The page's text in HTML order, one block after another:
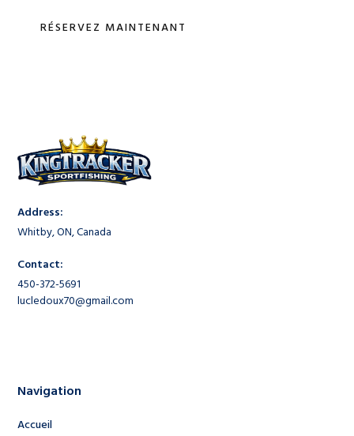
RÉSERVEZ MAINTENANT
Address:
Whitby, ON, Canada
Contact:
450-372-5691
lucledoux70@gmail.com
Navigation
Accueil